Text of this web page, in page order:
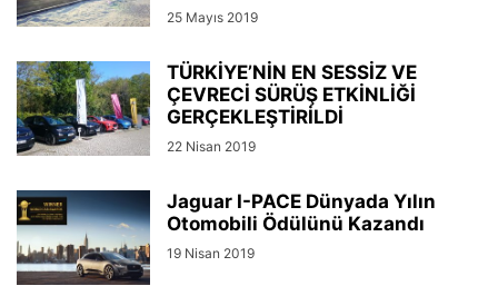
25 Mayıs 2019
TÜRKİYE’NİN EN SESSİZ VE
ÇEVRECİ SÜRÜŞ ETKİNLİĞİ
GERÇEKLEŞTİRİLDİ
22 Nisan 2019
Jaguar I-PACE Dünyada Yılın
Otomobili Ödülünü Kazandı
19 Nisan 2019